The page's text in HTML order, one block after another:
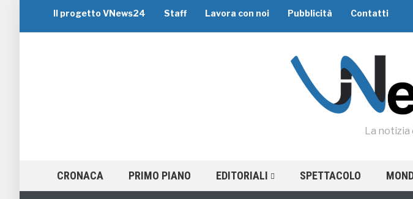
Il progetto VNews24 Staff Lavora con noi Pubblicità Contatti
La notizia
CRONACA PRIMO PIANO EDITORIALI SPETTACOLO